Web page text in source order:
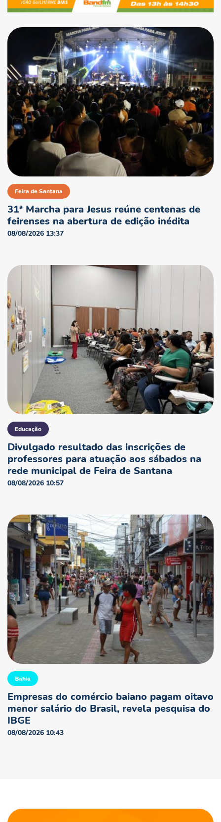
Feira de Santana
31ª Marcha para Jesus reúne centenas de
feirenses na abertura de edição inédita
08/08/2026 13:37
Educação
Divulgado resultado das inscrições de
professores para atuação aos sábados na
rede municipal de Feira de Santana
08/08/2026 10:57
Bahia
Empresas do comércio baiano pagam oitavo
menor salário do Brasil, revela pesquisa do
IBGE
08/08/2026 10:43